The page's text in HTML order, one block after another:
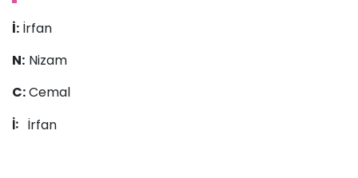
İ: İrfan
N: Nizam
C:Cemal
İ: İrfan